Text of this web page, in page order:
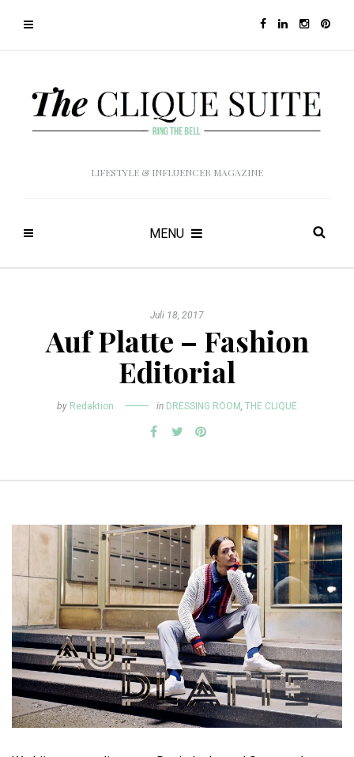
LIFESTYLE & INFLUENCER MAGAZINE
MENU
Juli 18, 2017
Auf Platte – Fashion
Editorial
by Redaktion in DRESSING ROOM, THE CLIQUE